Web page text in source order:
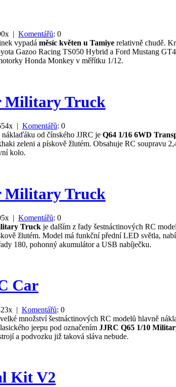
| Komentářů: 0
vypadá měsíc květen u Tamiye relativně chudě.
Gazoo Racing TS050 Hybrid a Ford Mustang
Honda Monkey v měřítku 1/12.
Military Truck
| Komentářů: 0
od čínského JJRC je Q64 1/16 6WD
zeleni a pískově žlutém. Obsahuje RC soupravu
kolo.
Military Truck
| Komentářů: 0
Truck je dalším z řady šestnáctinových RC
žlutém. Model má funkční přední LED světla,
180, pohonný akumulátor a USB nabíječku.
Car
| Komentářů: 0
množství šestnáctinových RC modelů hlavně
jeepu pod označením JJRC Q65 1/10
a podvozku již taková sláva nebude.
Kit V2